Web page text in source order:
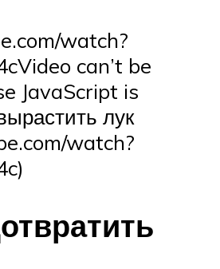
watch?
can’t be
JavaScript is
лук
watch?